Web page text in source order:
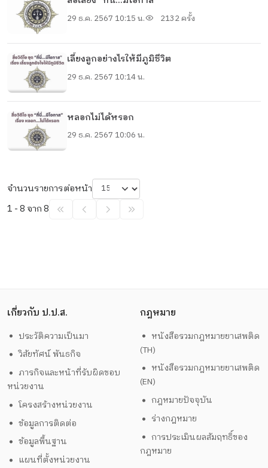
29 ธ.ค. 2567 10:15 น. 2132 ครั้ง
เลี้ยงลูกอย่างไรให้มีภูมิชีวิต
29 ธ.ค. 2567 10:14 น.
หลอกไม่ได้หรอก
29 ธ.ค. 2567 10:06 น.
จำนวนรายการต่อหน้า
1 - 8 จาก 8
เกี่ยวกับ ป.ป.ส.
ประวัติความเป็นมา
วิสัยทัศน์ พันธกิจ
ภารกิจและหน้าที่รับผิดชอบ
หน่วยงาน
โครงสร้างหน่วยงาน
ข้อมูลการติดต่อ
ข้อมูลพื้นฐาน
แผนที่ตั้งหน่วยงาน
กฎหมาย
หนังสือรวมกฎหมายยาเสพติด
(TH)
หนังสือรวมกฎหมายยาเสพติด
(EN)
กฎหมายปัจจุบัน
ร่างกฎหมาย
การประเมินผลสัมฤทธิ์ของ
กฎหมาย